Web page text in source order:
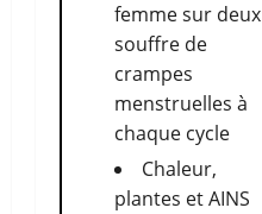
femme sur deux
souffre de
crampes
menstruelles à
chaque cycle
Chaleur,
plantes et AINS